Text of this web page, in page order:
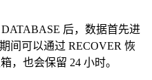
后，数据首先进
间可以通过 RECOVER 恢
，也会保留 24 小时。